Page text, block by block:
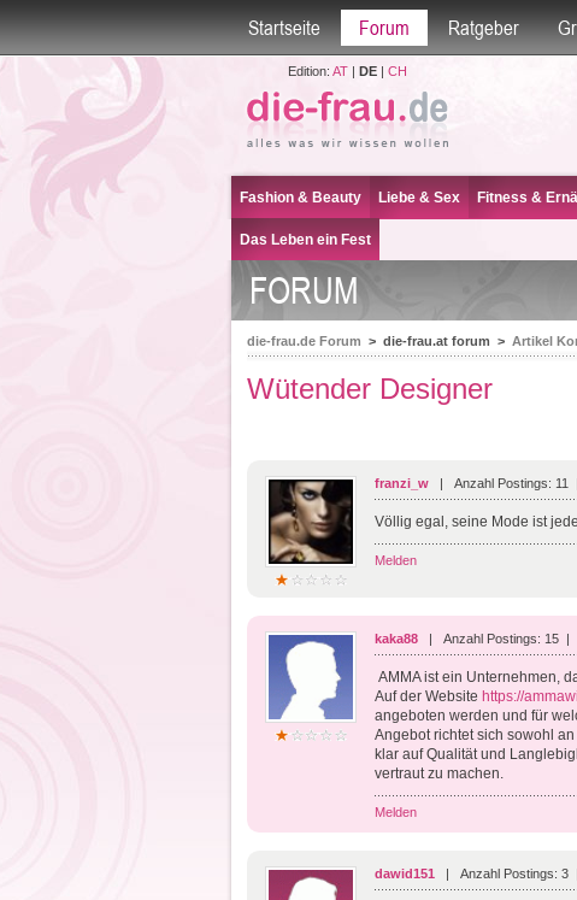
Startseite Forum Ratgeber
Edition: AT| DE| CH
Fashion & Beauty Liebe & Sex Fitness &
Das Leben ein Fest
FORUM
die-frau.de Forum > die-frau.at forum > Artikel
Wütender Designer
franzi_w| Anzahl Postings: 11
Völlig egal, seine Mode ist
Melden
kaka88| Anzahl Postings: 15 |
AMMA ist ein Unternehmen,
Auf der Website https://
angeboten werden und für
Angebot richtet sich sowohl
klar auf Qualität und
vertraut zu machen.
Melden
dawid151 | Anzahl Postings: 3